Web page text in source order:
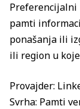
Preferencijalni
pamti
ponašanja ili
ili region u
Provajder:
Svrha: Pamti